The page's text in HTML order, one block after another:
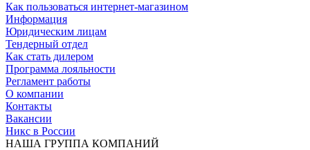
Как пользоваться интернет-магазином
Информация
Юридическим лицам
Тендерный отдел
Как стать дилером
Программа лояльности
Регламент работы
О компании
Контакты
Вакансии
Никс в России
НАША ГРУППА КОМПАНИЙ